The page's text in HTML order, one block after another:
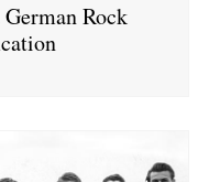
Rock